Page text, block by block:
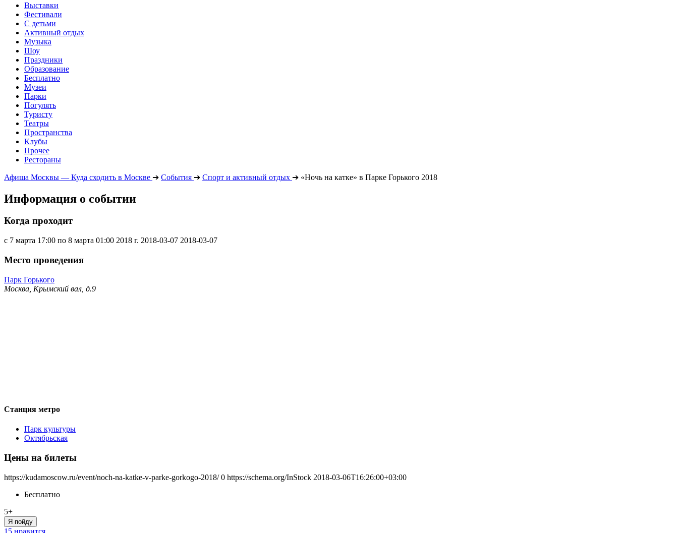
Выставки
Фестивали
С детьми
Активный отдых
Музыка
Шоу
Праздники
Образование
Бесплатно
Музеи
Парки
Погулять
Туристу
Театры
Пространства
Клубы
Прочее
Рестораны
Афиша Москвы — Куда сходить в Москве ➔ События ➔ Спорт и активный отдых ➔ «Ночь на катке» в Парке Горького 2018
Информация о событии
Когда проходит
с 7 марта 17:00 по 8 марта 01:00 2018 г. 2018-03-07 2018-03-07
Место проведения
Парк Горького
Москва, Крымский вал, д.9
Станция метро
Парк культуры
Октябрьская
Цены на билеты
https://kudamoscow.ru/event/noch-na-katke-v-parke-gorkogo-2018/ 0 https://schema.org/InStock 2018-03-06T16:26:00+03:00
Бесплатно
5+
Я пойду
15 нравится